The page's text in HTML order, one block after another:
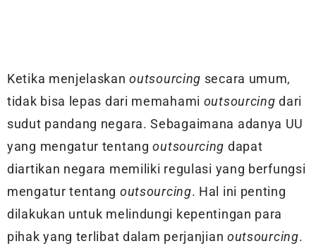
Ketika menjelaskanoutsourcing secara umum,
tidak bisa lepas dari memahami outsourcing dari
sudut pandang negara. Sebagaimana adanya UU
yang mengatur tentangoutsourcing dapat
diartikan negara memiliki regulasi yang berfungsi
mengatur tentang outsourcing. Hal ini penting
dilakukan untuk melindungi kepentingan para
pihak yang terlibat dalam perjanjian outsourcing.